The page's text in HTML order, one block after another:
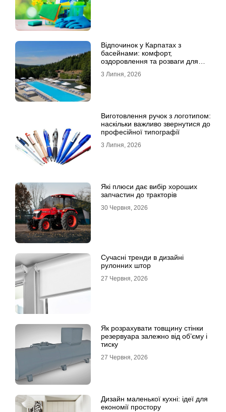
Відпочинок у Карпатах з
басейнами: комфорт,
оздоровлення та розваги для
3 Липня, 2026
Виготовлення ручок з логотипом:
наскільки важливо звернутися до
професійної типографії
3 Липня, 2026
Які плюси дає вибір хороших
запчастин до тракторів
30 Червня, 2026
Сучасні тренди в дизайні
рулонних штор
27 Червня, 2026
Як розрахувати товщину стінки
резервуара залежно від об’єму і
тиску
27 Червня, 2026
Дизайн маленької кухні: ідеї для
економії простору